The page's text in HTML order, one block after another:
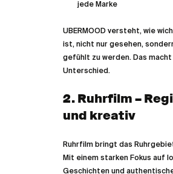
jede Marke
UBERMOOD versteht, wie
ist, nicht nur gesehen,
gefühlt zu werden. Das macht
Unterschied.
2. Ruhrfilm –
und kreativ
Ruhrfilm bringt das
Mit einem starken Fokus auf
Geschichten und